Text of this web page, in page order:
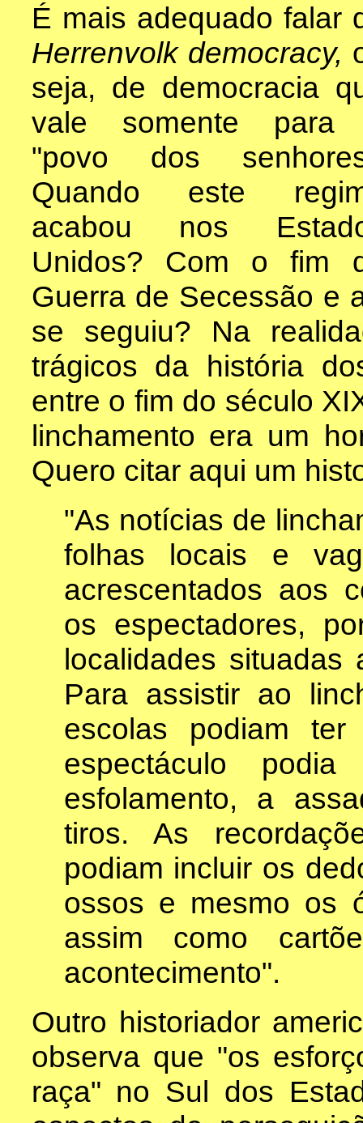
É mais adequado falar
Herrenvolk democracy,
seja, de democracia
vale somente para
"povo dos
Quando este
acabou nos
Unidos? Com o fim
Guerra de Secessão e
se seguiu? Na
trágicos da história
entre o fim do século
linchamento era um
Quero citar aqui um
"As notícias de
folhas locais e
acrescentados aos
os espectadores,
localidades situadas
Para assistir ao
escolas podiam
espectáculo
esfolamento, a
tiros. As
podiam incluir os
ossos e mesmo os
assim como
acontecimento".
Outro historiador
observa que "os
raça" no Sul dos